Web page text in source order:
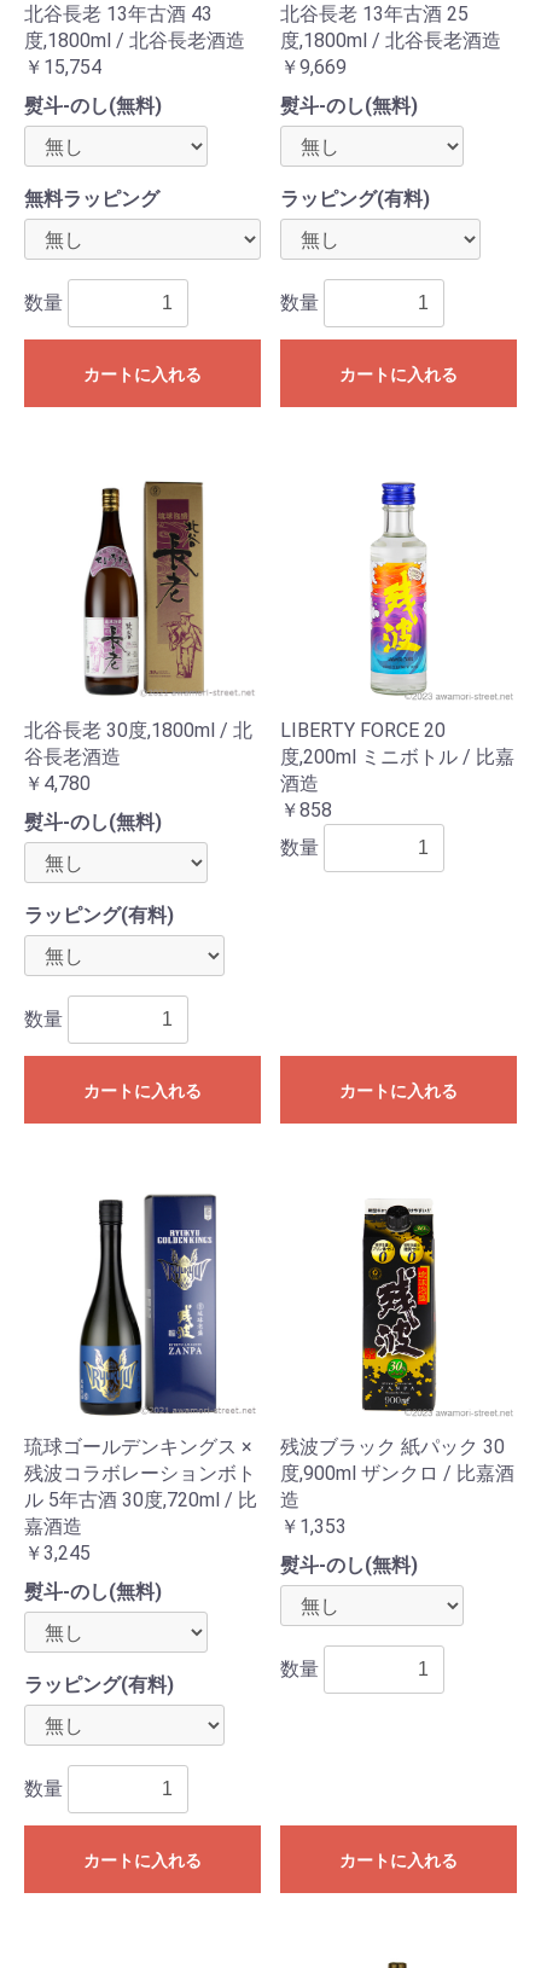
北谷長老 13年古酒 43
度,1800ml / 北谷長老酒造
￥15,754
熨斗-のし(無料)
無料ラッピング
数量
カートに入れる
北谷長老 13年古酒 25
度,1800ml / 北谷長老酒造
￥9,669
熨斗-のし(無料)
ラッピング(有料)
数量
カートに入れる
北谷長老 30度,1800ml / 北
谷長老酒造
￥4,780
熨斗-のし(無料)
ラッピング(有料)
数量
カートに入れる
LIBERTY FORCE 20
度,200ml ミニボトル / 比嘉
酒造
￥858
数量
カートに入れる
琉球ゴールデンキングス ×
残波コラボレーションボト
ル 5年古酒 30度,720ml / 比
嘉酒造
￥3,245
熨斗-のし(無料)
ラッピング(有料)
数量
カートに入れる
残波ブラック 紙パック 30
度,900ml ザンクロ / 比嘉酒
造
￥1,353
熨斗-のし(無料)
数量
カートに入れる